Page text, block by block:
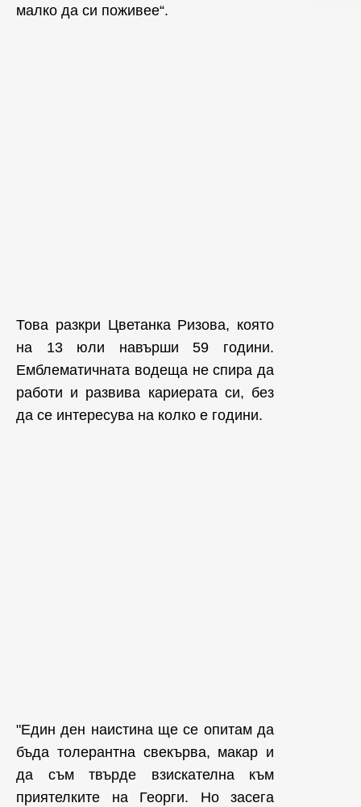
малко да си поживее“.
Това разкри Цветанка Ризова, която
на 13 юли навърши 59 години.
Емблематичната водеща не спира да
работи и развива кариерата си, без
да се интересува на колко е години.
"Един ден наистина ще се опитам да
бъда толерантна свекърва, макар и
да съм твърде взискателна към
приятелките на Георги. Но засега